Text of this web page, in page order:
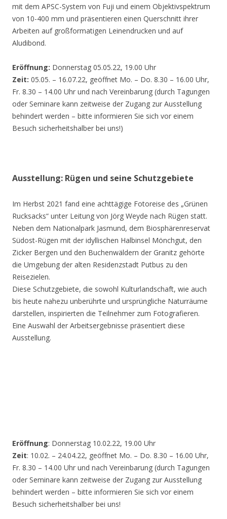
mit dem APSC-System von Fuji und einem Objektivspektrum
von 10-400 mm und präsentieren einen Querschnitt ihrer
Arbeiten auf großformatigen Leinendrucken und auf
Aludibond.
Eröffnung: Donnerstag 05.05.22, 19.00 Uhr
Zeit: 05.05. – 16.07.22, geöffnet Mo. – Do. 8.30 – 16.00 Uhr,
Fr. 8.30 – 14.00 Uhr und nach Vereinbarung (durch Tagungen
oder Seminare kann zeitweise der Zugang zur Ausstellung
behindert werden – bitte informieren Sie sich vor einem
Besuch sicherheitshalber bei uns!)
Ausstellung: Rügen und seine Schutzgebiete
Im Herbst 2021 fand eine achttägige Fotoreise des „Grünen
Rucksacks“ unter Leitung von Jörg Weyde nach Rügen statt.
Neben dem Nationalpark Jasmund, dem Biosphärenreservat
Südost-Rügen mit der idyllischen Halbinsel Mönchgut, den
Zicker Bergen und den Buchenwäldern der Granitz gehörte
die Umgebung der alten Residenzstadt Putbus zu den
Reisezielen.
Diese Schutzgebiete, die sowohl Kulturlandschaft, wie auch
bis heute nahezu unberührte und ursprüngliche Naturräume
darstellen, inspirierten die Teilnehmer zum Fotografieren.
Eine Auswahl der Arbeitsergebnisse präsentiert diese
Ausstellung.
Eröffnung: Donnerstag 10.02.22, 19.00 Uhr
Zeit: 10.02. – 24.04.22, geöffnet Mo. – Do. 8.30 – 16.00 Uhr,
Fr. 8.30 – 14.00 Uhr und nach Vereinbarung (durch Tagungen
oder Seminare kann zeitweise der Zugang zur Ausstellung
behindert werden – bitte informieren Sie sich vor einem
Besuch sicherheitshalber bei uns!